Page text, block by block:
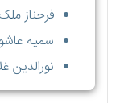
فرحناز ملک فام
سمیه